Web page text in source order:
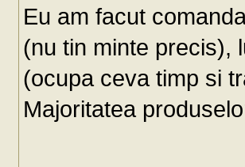
Eu am facut
(nu tin minte precis),
(ocupa ceva timp si
Majoritatea